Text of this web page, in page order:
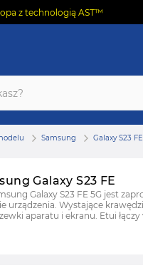
z technologią AST™
Galaxy S23 FE
Galaxy S23 FE 5G jest
urządzenia. Wystające
aparatu i ekranu. Etui
ciesz się zabezpieczeniem
Samsung Galaxy S23 FE